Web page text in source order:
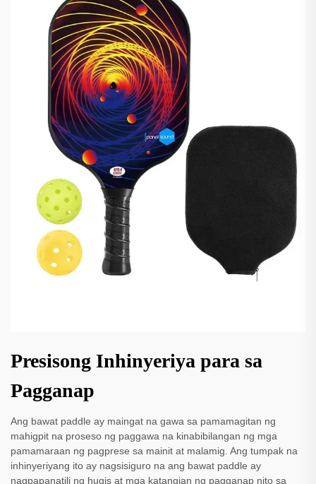
Presisong Inhinyeriya para sa
Pagganap
Ang bawat paddle ay maingat na gawa sa pamamagitan ng
mahigpit na proseso ng paggawa na kinabibilangan ng mga
pamamaraan ng pagprese sa mainit at malamig. Ang tumpak na
inhinyeriyang ito ay nagsisiguro na ang bawat paddle ay
nagpapanatili ng hugis at mga katangian ng pagganap nito sa